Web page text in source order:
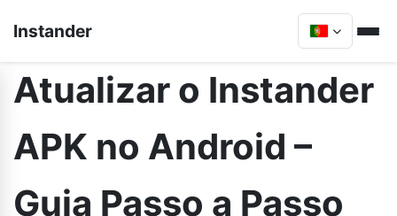
Instander
Atualizar o Instander
APK no Android –
Guia Passo a Passo